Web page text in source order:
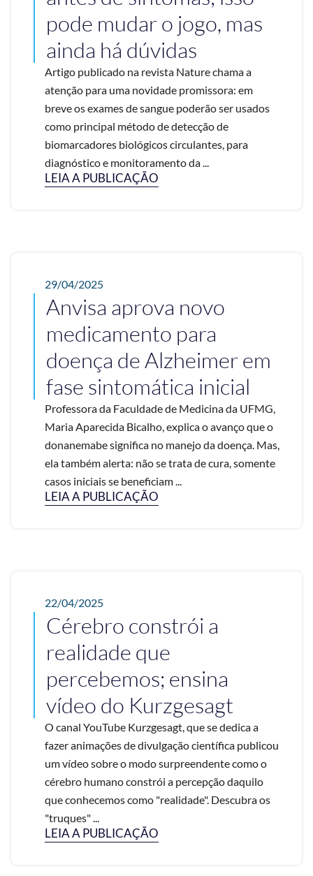
pode mudar o jogo, mas
ainda há dúvidas
Artigo publicado na revista Nature chama a
atenção para uma novidade promissora: em
breve os exames de sangue poderão ser usados
como principal método de detecção de
biomarcadores biológicos circulantes, para
diagnóstico e monitoramento da ...
LEIA A PUBLICAÇÃO
29/04/2025
Anvisa aprova novo
medicamento para
doença de Alzheimer em
fase sintomática inicial
Professora da Faculdade de Medicina da UFMG,
Maria Aparecida Bicalho, explica o avanço que o
donanemabe significa no manejo da doença. Mas,
ela também alerta: não se trata de cura, somente
casos iniciais se beneficiam ...
LEIA A PUBLICAÇÃO
22/04/2025
Cérebro constrói a
realidade que
percebemos; ensina
vídeo do Kurzgesagt
O canal YouTube Kurzgesagt, que se dedica a
fazer animações de divulgação científica publicou
um vídeo sobre o modo surpreendente como o
cérebro humano constrói a percepção daquilo
que conhecemos como "realidade". Descubra os
"truques" ...
LEIA A PUBLICAÇÃO